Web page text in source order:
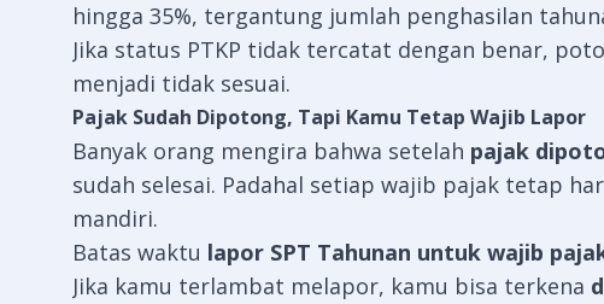
hingga 35%, tergantung jumlah penghasilan
Jika status PTKP tidak tercatat dengan benar,
menjadi tidak sesuai.
Pajak Sudah Dipotong, Tapi Kamu Tetap Wajib Lapor
Banyak orang mengira bahwa setelah pajak
sudah selesai. Padahal setiap wajib pajak tetap
mandiri.
Batas waktu lapor SPT Tahunan untuk wajib
Jika kamu terlambat melapor, kamu bisa terkena